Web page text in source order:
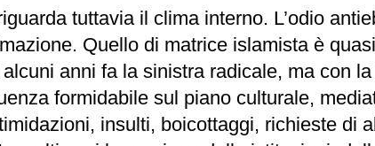
tuttavia il clima interno. L’odio
Quello di matrice islamista è
anni fa la sinistra radicale, ma con
formidabile sul piano culturale,
insulti, boicottaggi, richieste di